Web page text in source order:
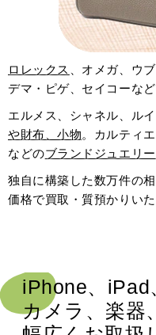
ロレックス 、オメガ、ウ
デマ・ピゲ、セイコーな
エルメス、シャネル、ル
や財布、小物。カルティ
などのブランドジュエリー
独自に構築した数万件の
価格で買取・質預かりいた
iPhone、iPad
カメラ、楽器